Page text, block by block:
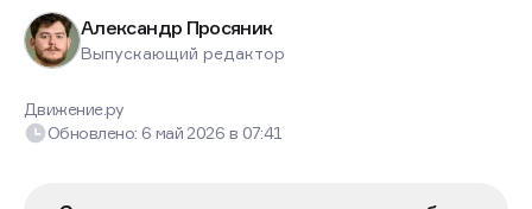
Александр Просяник
Выпускающий редактор
Движение.ру
Обновлено: 6 май 2026 в 07:41